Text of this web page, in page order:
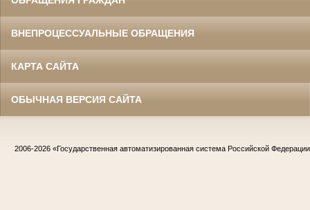
ВНЕПРОЦЕССУАЛЬНЫЕ ОБРАЩЕНИЯ
КАРТА САЙТА
ОБЫЧНАЯ ВЕРСИЯ САЙТА
2006-2026 «Государственная автоматизированная система Российской